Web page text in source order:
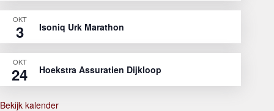
OKT
3 Isoniq Urk Marathon
OKT
24 Hoekstra Assuratien Dijkloop
Bekijk kalender